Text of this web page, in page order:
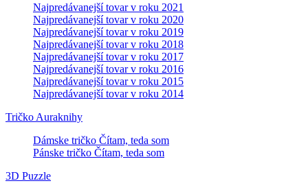
Najpredávanejší tovar v roku 2021
Najpredávanejší tovar v roku 2020
Najpredávanejší tovar v roku 2019
Najpredávanejší tovar v roku 2018
Najpredávanejší tovar v roku 2017
Najpredávanejší tovar v roku 2016
Najpredávanejší tovar v roku 2015
Najpredávanejší tovar v roku 2014
Tričko Auraknihy
Dámske tričko Čítam, teda som
Pánske tričko Čítam, teda som
3D Puzzle